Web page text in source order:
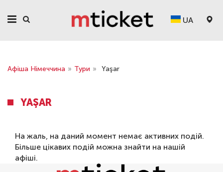
UA
Афіша Німеччина » Тури » Yaşar
YAŞAR
На жаль, на даний момент немає активних подій.
Більше цікавих подій можна знайти на нашій
афіші.